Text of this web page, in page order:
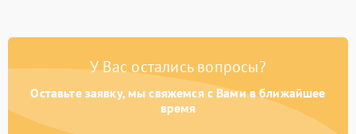
У Вас остались вопросы?
Оставьте заявку, мы свяжемся с Вами в ближайшее
время